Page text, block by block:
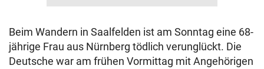
Beim Wandern in Saalfelden ist am Sonntag eine 68-
jährige Frau aus Nürnberg tödlich verunglückt. Die
Deutsche war am frühen Vormittag mit Angehörigen